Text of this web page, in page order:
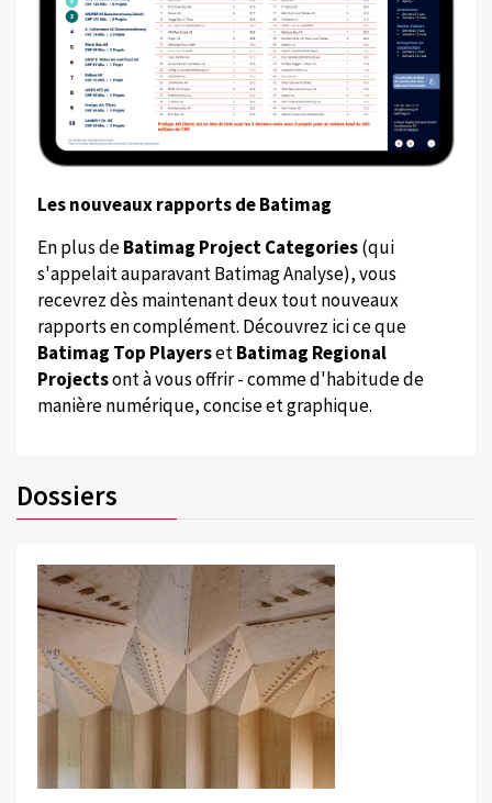
Les nouveaux rapports de Batimag
En plus deBatimag Project Categories(qui
s'appelait auparavant Batimag Analyse), vous
recevrez dès maintenant deux tout nouveaux
rapports en complément. Découvrez ici ce que
Batimag Top PlayersetBatimag Regional
Projectsont à vous offrir - comme d'habitude de
manière numérique, concise et graphique.
Dossiers